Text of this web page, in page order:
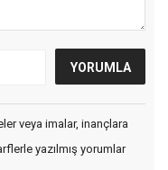
veya imalar, inançlara
yazılmış yorumlar